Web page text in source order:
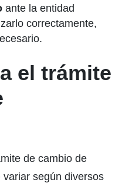
ante la entidad
correctamente,
el trámite
de cambio de
según diversos